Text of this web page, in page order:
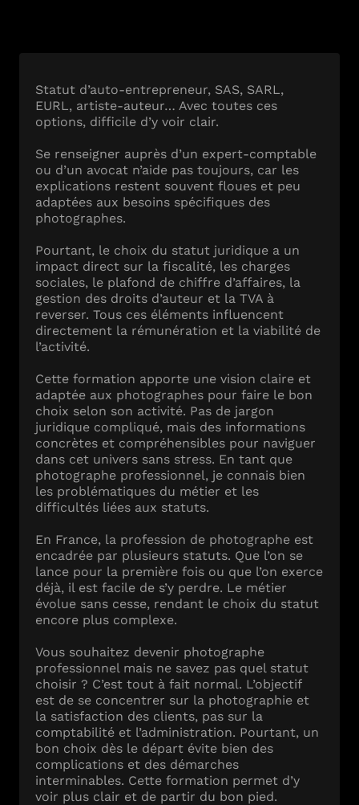
Statut d’auto-entrepreneur, SAS, SARL,
EURL, artiste-auteur… Avec toutes ces
options, difficile d’y voir clair.
Se renseigner auprès d’un expert-comptable
ou d’un avocat n’aide pas toujours, car les
explications restent souvent floues et peu
adaptées aux besoins spécifiques des
photographes.
Pourtant, le choix du statut juridique a un
impact direct sur la fiscalité, les charges
sociales, le plafond de chiffre d’affaires, la
gestion des droits d’auteur et la TVA à
reverser. Tous ces éléments influencent
directement la rémunération et la viabilité de
l’activité.
Cette formation apporte une vision claire et
adaptée aux photographes pour faire le bon
choix selon son activité. Pas de jargon
juridique compliqué, mais des informations
concrètes et compréhensibles pour naviguer
dans cet univers sans stress. En tant que
photographe professionnel, je connais bien
les problématiques du métier et les
difficultés liées aux statuts.
En France, la profession de photographe est
encadrée par plusieurs statuts. Que l’on se
lance pour la première fois ou que l’on exerce
déjà, il est facile de s’y perdre. Le métier
évolue sans cesse, rendant le choix du statut
encore plus complexe.
Vous souhaitez devenir photographe
professionnel mais ne savez pas quel statut
choisir ? C’est tout à fait normal. L’objectif
est de se concentrer sur la photographie et
la satisfaction des clients, pas sur la
comptabilité et l’administration. Pourtant, un
bon choix dès le départ évite bien des
complications et des démarches
interminables. Cette formation permet d’y
voir plus clair et de partir du bon pied.